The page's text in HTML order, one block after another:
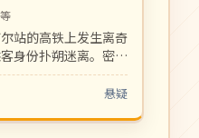
站的高铁上发生离奇
身份扑朔迷离。密闭
节奏紧凑反转密集。
悬疑